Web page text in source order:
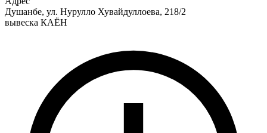
Душанбе, ул. Нурулло Хувайдуллоева, 218/2
вывеска КАЁН